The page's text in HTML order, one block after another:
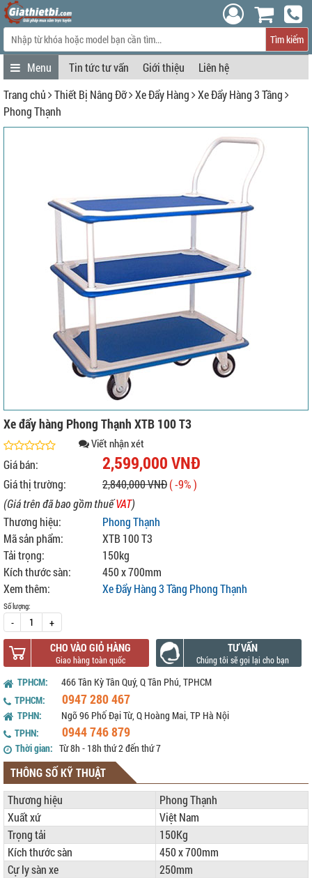
Tìm kiếm
Tin tức tư vấn Giới thiệu
Liên hệ
Trang chủ
Thiết Bị Nâng Đỡ Xe Đẩy Hàng
Xe Đẩy Hàng 3 Tầng
Phong Thạnh
Xe đẩy hàng Phong Thạnh XTB 100 T3
Viết nhận xét
Giá bán: 2,599,000 VNĐ
Giá thị trường: 2,840,000 VNĐ( -9% )
(Giá trên đã bao gồm thuếVAT)
Thương hiệu:
Phong Thạnh
Mã sản phẩm:
XTB 100 T3
Tải trọng:
150kg
Kích thước sàn:
450 x 700mm
Xem thêm:
Xe Đẩy Hàng 3 Tầng Phong Thạnh
Số lượng:
- +
CHO VÀO GIỎ HÀNG TƯ VẤN
TPHCM:
466 Tân Kỳ Tân Quý, Q Tân Phú, TPHCM
TPHCM:
0947 280 467
TPHN:
Ngõ 96 Phố Đại Từ, Q Hoàng Mai, TP Hà Nội
TPHN:
0944 746 879
Thời gian: Từ 8h - 18h thứ 2 đến thứ 7
THÔNG SỐ KỸ THUẬT
Thương hiệu
Phong Thạnh
Xuất xứ
Việt Nam
Trọng tải
150Kg
Kích thước sàn
450 x 700mm
Cự ly sàn xe
250mm